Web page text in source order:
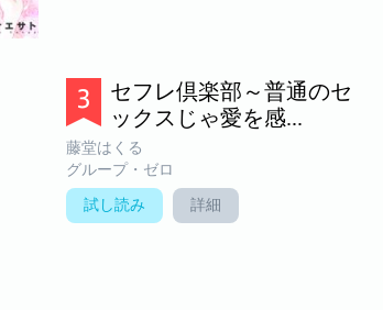
セフレ倶楽部～普通のセ
ックスじゃ愛を感...
藤堂はくる
グループ・ゼロ
試し読み 詳細